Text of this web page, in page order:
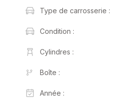
Type de carrosserie :
Condition :
Cylindres :
Boîte :
Année :